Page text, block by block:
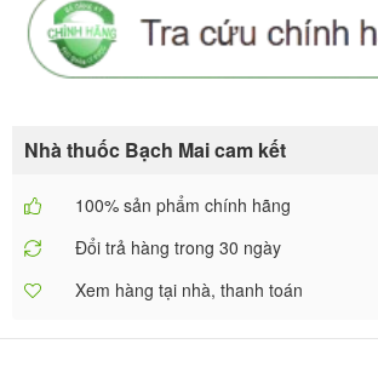
Nhà thuốc Bạch Mai cam kết
100% sản phẩm chính hãng
Đổi trả hàng trong 30 ngày
Xem hàng tại nhà, thanh toán